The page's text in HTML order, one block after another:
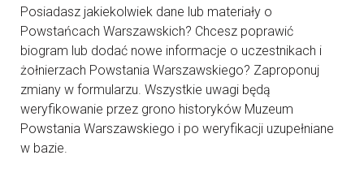
Posiadasz jakiekolwiek dane lub materiały o
Powstańcach Warszawskich? Chcesz poprawić
biogram lub dodać nowe informacje o uczestnikach i
żołnierzach Powstania Warszawskiego? Zaproponuj
zmiany w formularzu. Wszystkie uwagi będą
weryfikowanie przez grono historyków Muzeum
Powstania Warszawskiego i po weryfikacji uzupełniane
w bazie.